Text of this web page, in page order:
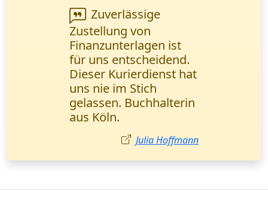
Schnelle Lieferung
technischer
Dokumentationen -
genau das, was wir
brauchen. Das Online-
Tracking funktioniert
einwandfrei. Alexander
Becker, IT-Spezialist